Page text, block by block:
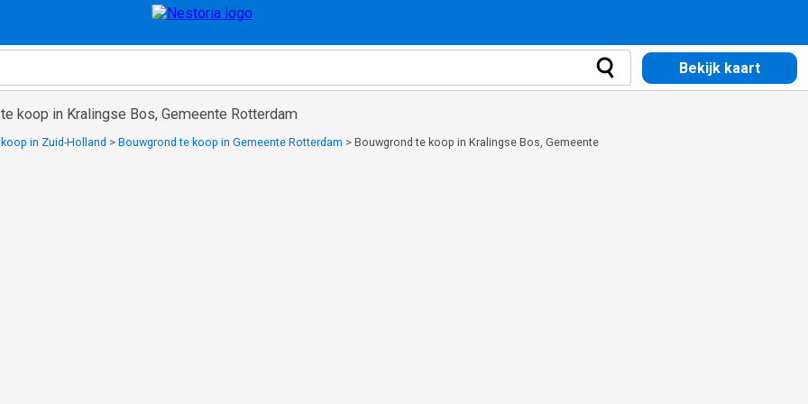
Bekijk kaart
koop in Kralingse Bos, Gemeente Rotterdam
in Zuid-Holland > Bouwgrond te koop in Gemeente Rotterdam > Bouwgrond te koop in Kralingse Bos, Gemeente